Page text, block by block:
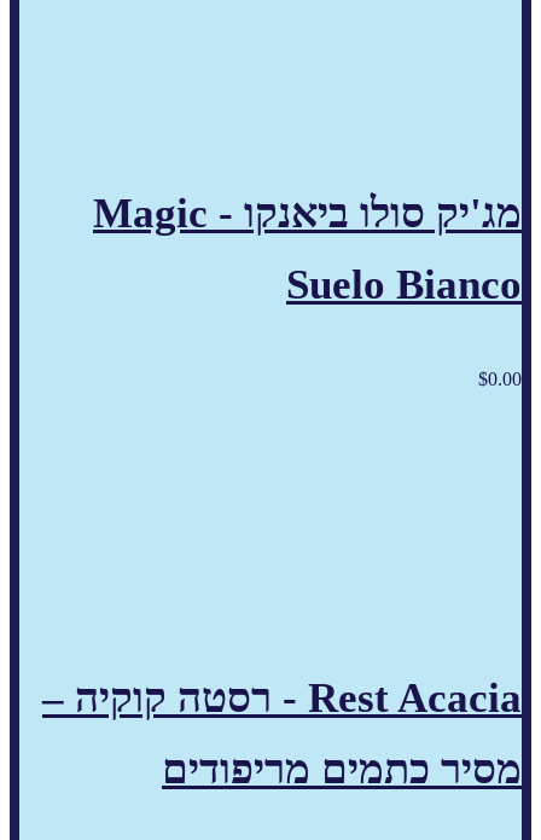
מג'יק סולו ביאנקו - Magic
Suelo Bianco
$0.00
Rest Acacia - רסטה קוקיה –
מסיר כתמים מריפודים